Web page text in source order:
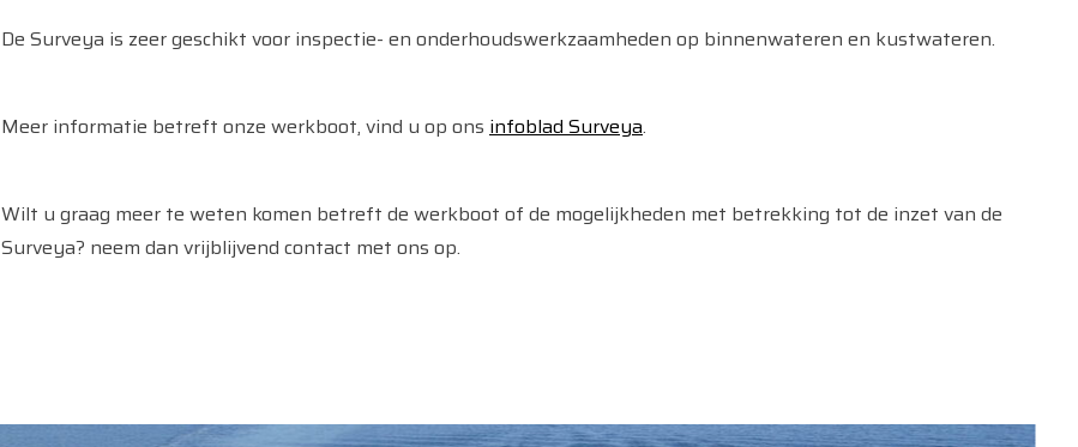
De Surveya is zeer geschikt voor inspectie- en onderhoudswerkzaamheden op binnenwateren en kustwateren.
Meer informatie betreft onze werkboot, vind u op ons infoblad Surveya.
Wilt u graag meer te weten komen betreft de werkboot of de mogelijkheden met betrekking tot de inzet van de
Surveya? neem dan vrijblijvend contact met ons op.